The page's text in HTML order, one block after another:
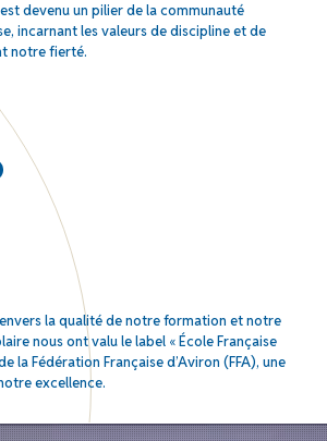
devenu un pilier de la communauté
incarnant les valeurs de discipline et de
notre fierté.
la qualité de notre formation et notre
nous ont valu le label « École Française
la Fédération Française d’Aviron (FFA), une
excellence.